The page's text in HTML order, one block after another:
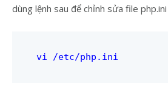
dùng lệnh sau để chỉnh sửa file php.ini
vi /etc/php.ini